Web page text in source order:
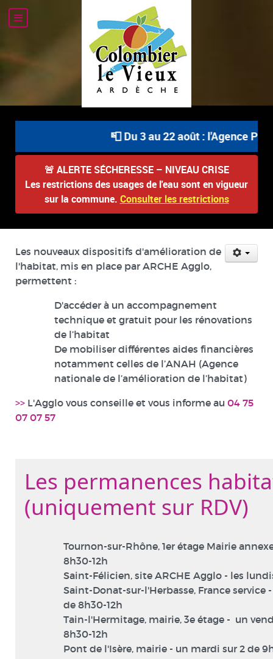
📮 Du 3 au 22 août : l'Agence
🚨 ALERTE SÉCHERESSE – NIVEAU CRISE
Les restrictions des usages de l'eau sont en vigueur
sur la commune. Consulter les restrictions
Les nouveaux dispositifs d'amélioration de
l'habitat, mis en place par ARCHE Agglo,
permettent :
D'accéder à un accompagnement
technique et gratuit pour les rénovations
de l’habitat
De mobiliser différentes aides financières
notamment celles de l’ANAH (Agence
nationale de l’amélioration de l’habitat)
>> L'Agglo vous conseille et vous informe au 04 75
07 07 57
Les permanences
(uniquement sur RDV)
Tournon-sur-Rhône, 1er étage Mairie
8h30-12h
Saint-Félicien, site ARCHE Agglo - les
Saint-Donat-sur-l'Herbasse, France service
de 8h30-12h
Tain-l'Hermitage, mairie, 3e étage - un
8h30-12h
Pont de l'Isère, mairie - un mardi sur 2 de